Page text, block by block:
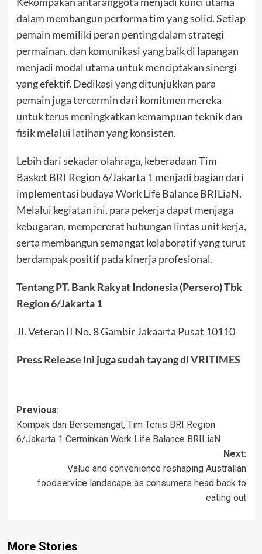
dalam membangun performa tim yang solid. Setiap
pemain memiliki peran penting dalam strategi
permainan, dan komunikasi yang baik di lapangan
menjadi modal utama untuk menciptakan sinergi
yang efektif. Dedikasi yang ditunjukkan para
pemain juga tercermin dari komitmen mereka
untuk terus meningkatkan kemampuan teknik dan
fisik melalui latihan yang konsisten.
Lebih dari sekadar olahraga, keberadaan Tim
Basket BRI Region 6/Jakarta 1 menjadi bagian dari
implementasi budaya Work Life Balance BRILiaN.
Melalui kegiatan ini, para pekerja dapat menjaga
kebugaran, mempererat hubungan lintas unit kerja,
serta membangun semangat kolaboratif yang turut
berdampak positif pada kinerja profesional.
Tentang PT. Bank Rakyat Indonesia (Persero) Tbk
Region 6/Jakarta 1
Jl. Veteran II No. 8 Gambir Jakaarta Pusat 10110
Press Release ini juga sudah tayang diVRITIMES
Post
navigation
Previous:
Kompak dan Bersemangat, Tim Tenis BRI Region
6/Jakarta 1 Cerminkan Work Life Balance BRILiaN
Next:
Value and convenience reshaping Australian
foodservice landscape as consumers head back to
eating out
More Stories